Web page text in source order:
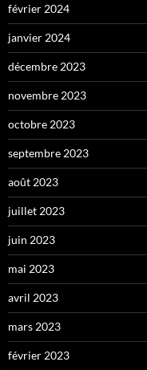
février 2024
janvier 2024
décembre 2023
novembre 2023
octobre 2023
septembre 2023
août 2023
juillet 2023
juin 2023
mai 2023
avril 2023
mars 2023
février 2023